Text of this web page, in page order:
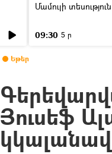
Մամուլի տեսություն
09:30 5 ր
Եթեր
Յուսեֆ